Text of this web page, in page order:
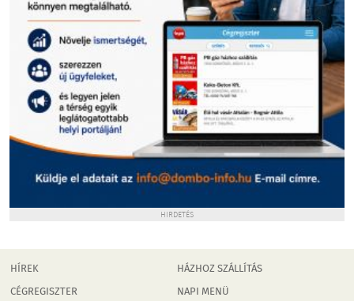
HIRDETÉS
HÍREK
CÉGREGISZTER
HÁZHOZ SZÁLLÍTÁS
NAPI MENÜ